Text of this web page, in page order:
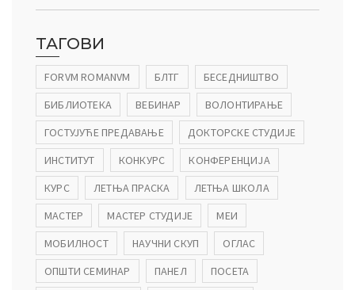
ТАГОВИ
FORVM ROMANVM БЛТГ
БЕСЕДНИШТВО
БИБЛИОТЕКА
ВЕБИНАР
ВОЛОНТИРАЊЕ
ГОСТУЈУЋЕ ПРЕДАВАЊЕ
ДОКТОРСКЕ СТУДИЈЕ
ИНСТИТУТ
КОНКУРС
КОНФЕРЕНЦИЈА
КУРС
ЛЕТЊА ПРАСКА
ЛЕТЊА ШКОЛА
МАСТЕР
МАСТЕР СТУДИЈЕ
МЕИ
МОБИЛНОСТ
НАУЧНИ СКУП
ОГЛАС
ОПШТИ СЕМИНАР
ПАНЕЛ
ПОСЕТА